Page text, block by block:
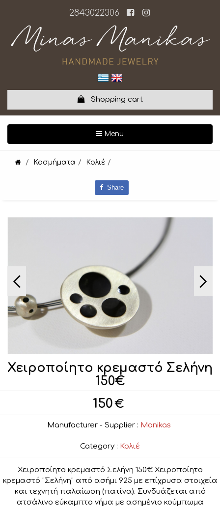
2843022306
Shopping cart
Menu
Κοσμήματα Κολιέ
Share
Χειροποίητο κρεμαστό Σελήνη
150€
150€
Manufacturer - Supplier : Manikas
Category : Κολιέ
Χειροποίητο κρεμαστό Σελήνη 150€ Χειροποίητο
κρεμαστό "Σελήνη" από ασήμι 925 με επίχρυσα στοιχεία
και τεχνητή παλαίωση (πατίνα). Συνδυάζεται από
ατσάλινο εύκαμπτο νήμα με ασημένιο κούμπωμα